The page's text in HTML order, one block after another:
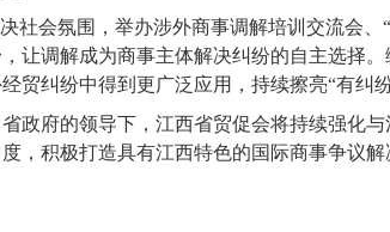
社会氛围，举办涉外商事调解培训交流会
让调解成为商事主体解决纠纷的自主选择
贸纠纷中得到更广泛应用，持续擦亮“有纠
政府的领导下，江西省贸促会将持续强化
，积极打造具有江西特色的国际商事争议